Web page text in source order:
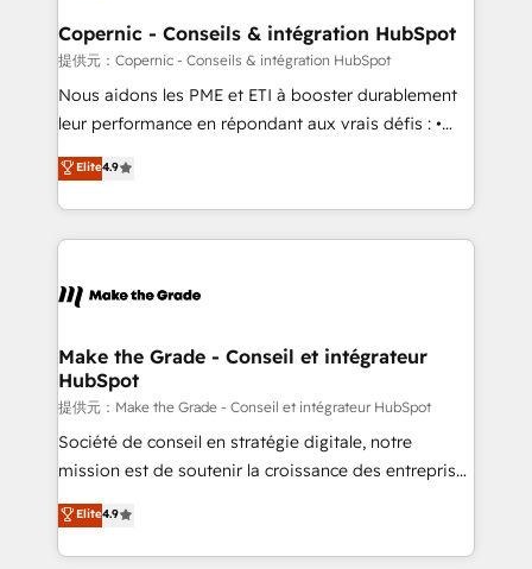
One company, one operating model, delivering
across offices and consulting teams in the UK, USA,
Canada, Germany, France, Belgium, Singapore, and
South Africa. Certified compliant with ISO/IEC
international offices and 175+ employees.
Copernic - Conseils & intégration HubSpot
提供元：Copernic - Conseils & intégration HubSpot
Nous aidons les PME et ETI à booster durablement
leur performance en répondant aux vrais défis : •
Intégration de HubSpot avec d’autres outils (ERP,
téléphonie, etc.) • Alignement des équipes grâce à un
outil et des données partagées • Amélioration de la
collecte et de l’analyse des données pour des
de la productivité des équipes Notre équipe de 30
avec un engagement total, alignant processus
métiers et technologie, et guidant vos équipes à
travers le changement, tout en centrant vos objectifs
d’entreprise. Grâce à une méthodologie éprouvée
auprès de plus de 400 clients, nous comprenons
HubSpot dans votre organisation. Pour toute
question technique ou besoin de structuration de
Elite4.9
Make the Grade - Conseil et intégrateur
HubSpot
提供元：Make the Grade - Conseil et intégrateur HubSpot
Société de conseil en stratégie digitale, notre
mission est de soutenir la croissance des entreprises
B2B à travers l’acquisition de nouveaux clients,
l'intégration CRM et le développement des revenus
auprès de vos comptes existants. En France et à
Elite4.9